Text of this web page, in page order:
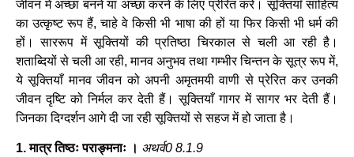
जीवन में अच्छा बनने या अच्छा करने के लिए प्रेरित करें। सूक्तियाँ साहित्य
का उत्कृष्ट रूप हैं, चाहे वे किसी भी भाषा की हों या फिर किसी भी धर्म की
हों। साररूप में सूक्तियों की प्रतिष्ठा चिरकाल से चली आ रही है।
शताब्दियों से चली आ रही, मानव अनुभव तथा गम्भीर चिन्तन के सूत्र रूप में,
ये सूक्तियाँ मानव जीवन को अपनी अमृतमयी वाणी से प्रेरित कर उनकी
जीवन दृष्टि को निर्मल कर देती हैं। सूक्तियाँ गागर में सागर भर देती हैं।
जिनका दिग्दर्शन आगे दी जा रही सूक्तियों से सहज में हो जाता है।
1. मात्र तिष्ठः पराङ्मनाः । अथर्व0 8.1.9